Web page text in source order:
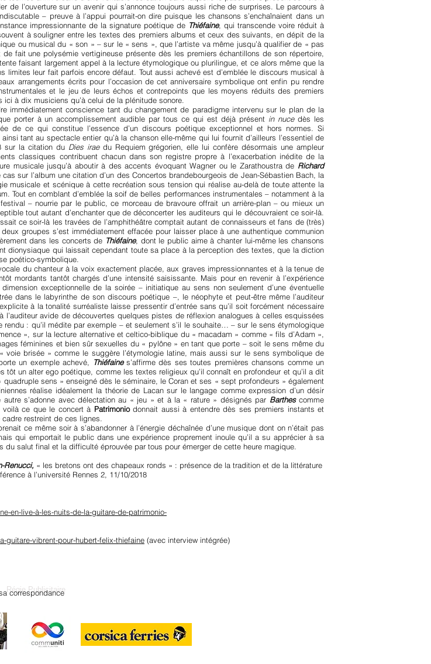
de l’ouverture sur un avenir qui s’annonce toujours aussi riche de surprises. Le parcours à
– preuve à l’appui pourrait-on dire puisque les chansons s’enchaînaient dans un
impressionnante de la signature poétique de Thiéfaine, qui transcende voire réduit à
à souligner entre les textes des premiers albums et ceux des suivants, en dépit de la
ou musical du « son » – sur le « sens », que l’artiste va même jusqu’à qualifier de « pas
fait une polysémie vertigineuse présente dès les premiers échantillons de son répertoire,
faisant largement appel à la lecture étymologique ou plurilingue, et ce alors même que la
limites leur fait parfois encore défaut. Tout aussi achevé est d’emblée le discours musical à
arrangements écrits pour l’occasion de cet anniversaire symbolique ont enfin pu rendre
et le jeu de leurs échos et contrepoints que les moyens réduits des premiers
à dix musiciens qu’à celui de la plénitude sonore.
immédiatement conscience tant du changement de paradigme intervenu sur le plan de la
porter à un accomplissement audible par tous ce qui est déjà présent in nucedès les
de ce qui constitue l’essence d’un discours poétique exceptionnel et hors normes. Si
tant au spectacle entier qu’à la chanson elle-même qui lui fournit d’ailleurs l’essentiel de
sur la citation du Dies iraedu Requiem grégorien, elle lui confère désormais une ampleur
classiques contribuent chacun dans son registre propre à l’exacerbation inédite de la
musicale jusqu’à aboutir à des accents évoquant Wagner ou le Zarathoustra de Richard
sur l’album une citation d’un des Concertos brandebourgeois de Jean-Sébastien Bach, la
musicale et scénique à cette recréation sous tension qui réalise au-delà de toute attente la
Tout en comblant d’emblée la soif de belles performances instrumentales – notamment à la
– nourrie par le public, ce morceau de bravoure offrait un arrière-plan – ou mieux un
tout autant d’enchanter que de déconcerter les auditeurs qui le découvraient ce soir-là.
ce soir-là les travées de l’amphithéâtre comptait autant de connaisseurs et fans de (très)
groupes s’est immédiatement effacée pour laisser place à une authentique communion
dans les concerts de Thiéfaine, dont le public aime à chanter lui-même les chansons
dionysiaque qui laissait cependant toute sa place à la perception des textes, que la diction
poético-symbolique.
du chanteur à la voix exactement placée, aux graves impressionnantes et à la tenue de
mordants tantôt chargés d’une intensité saisissante. Mais pour en revenir à l’expérience
exceptionnelle de la soirée – initiatique au sens non seulement d’une éventuelle
dans le labyrinthe de son discours poétique –, le néophyte et peut-être même l’auditeur
à la tonalité surréaliste laisse pressentir d’entrée sans qu’il soit forcément nécessaire
avide de découvertes quelques pistes de réflexion analogues à celles esquissées
: qu’il médite par exemple – et seulement s’il le souhaite… – sur le sens étymologique
», sur la lecture alternative et celtico-biblique du « macadam » comme « fils d’Adam »,
féminines et bien sûr sexuelles du « pylône » en tant que porte – soit le sens même du
brisée » comme le suggère l’étymologie latine, mais aussi sur le sens symbolique de
un exemple achevé,
Thiéfaines’affirme dès ses toutes premières chansons comme un
un alter ego poétique, comme les textes religieux qu’il connaît en profondeur et qu’il a dit
sens » enseigné dès le séminaire, le Coran et ses « sept profondeurs » également
réalise idéalement la théorie de Lacan sur le langage comme expression d’un désir
s’adonne avec délectation au « jeu » et à la « rature » désignés par Barthescomme
ce que le concert à Patrimoniodonnait aussi à entendre dès ses premiers instants et
cadre restreint de ces lignes.
ce même soir à s’abandonner à l’énergie déchaînée d’une musique dont on n’était pas
qui emportait le public dans une expérience proprement inouïe qu’il a su apprécier à sa
du salut final et la difficulté éprouvée par tous pour émerger de cette heure magique.
Renucci, « les bretons ont des chapeaux ronds » : présence de la tradition et de la littérature
à l’université Rennes 2, 11/10/2018
en-live-à-les-nuits-de-la-guitare-de-patrimonio-
guitare-vibrent-pour-hubert-felix-thiefaine (avec interview intégrée)
Régie Publicitaire
correspondance